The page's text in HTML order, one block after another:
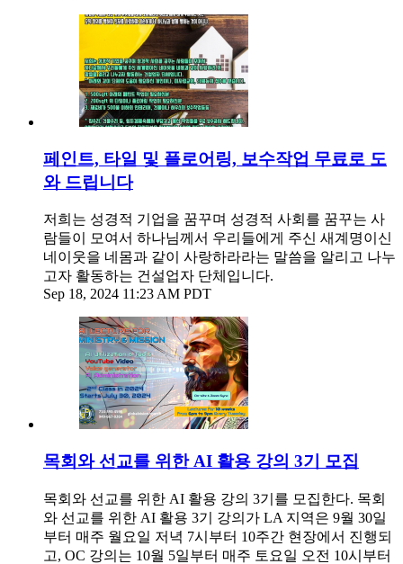
페인트, 타일 및 플로어링, 보수작업 무료로 도
와 드립니다
저희는 성경적 기업을 꿈꾸며 성경적 사회를 꿈꾸는 사
람들이 모여서 하나님께서 우리들에게 주신 새계명이신
네이웃을 네몸과 같이 사랑하라라는 말씀을 알리고 나누
고자 활동하는 건설업자 단체입니다.
Sep 18, 2024 11:23 AM PDT
목회와 선교를 위한 AI 활용 강의 3기 모집
목회와 선교를 위한 AI 활용 강의 3기를 모집한다. 목회
와 선교를 위한 AI 활용 3기 강의가 LA 지역은 9월 30일
부터 매주 월요일 저녁 7시부터 10주간 현장에서 진행되
고, OC 강의는 10월 5일부터 매주 토요일 오전 10시부터